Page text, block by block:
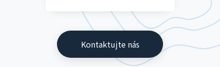
Kontaktujte nás